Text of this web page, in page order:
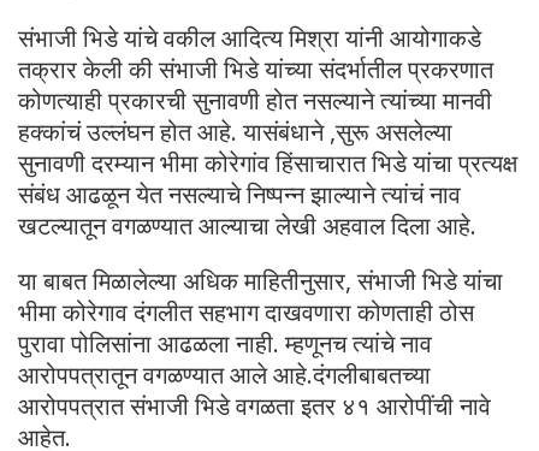
संभाजी भिडे यांचे वकील आदित्य मिश्रा यांनी आयोगाकडे
तक्रार केली की संभाजी भिडे यांच्या संदर्भातील प्रकरणात
कोणत्याही प्रकारची सुनावणी होत नसल्याने त्यांच्या मानवी
हक्कांचं उल्लंघन होत आहे. यासंबंधाने ,सुरू असलेल्या
सुनावणी दरम्यान भीमा कोरेगांव हिंसाचारात भिडे यांचा प्रत्यक्ष
संबंध आढळून येत नसल्याचे निष्पन्न झाल्याने त्यांचं नाव
खटल्यातून वगळण्यात आल्याचा लेखी अहवाल दिला आहे.
या बाबत मिळालेल्या अधिक माहितीनुसार, संभाजी भिडे यांचा
भीमा कोरेगाव दंगलीत सहभाग दाखवणारा कोणताही ठोस
पुरावा पोलिसांना आढळला नाही. म्हणूनच त्यांचे नाव
आरोपपत्रातून वगळण्यात आले आहे.दंगलीबाबतच्या
आरोपपत्रात संभाजी भिडे वगळता इतर ४१ आरोपींची नावे
आहेत.